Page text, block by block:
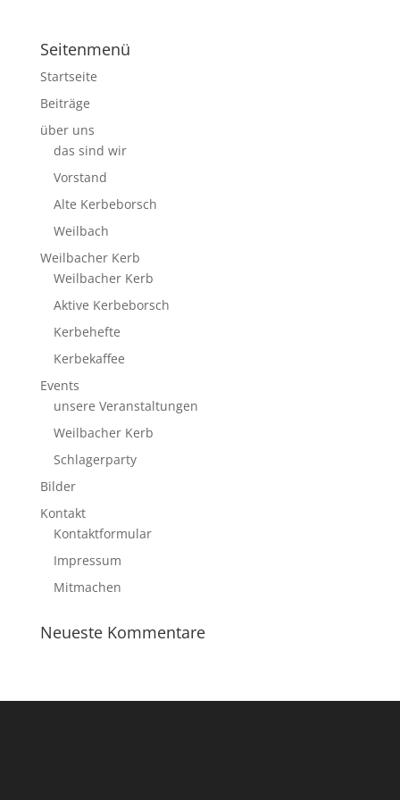
Seitenmenü
Startseite
Beiträge
über uns
das sind wir
Vorstand
Alte Kerbeborsch
Weilbach
Weilbacher Kerb
Weilbacher Kerb
Aktive Kerbeborsch
Kerbehefte
Kerbekaffee
Events
unsere Veranstaltungen
Weilbacher Kerb
Schlagerparty
Bilder
Kontakt
Kontaktformular
Impressum
Mitmachen
Neueste Kommentare